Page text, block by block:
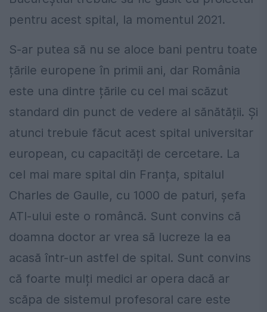
pentru acest spital, la momentul 2021.
S-ar putea să nu se aloce bani pentru toate
țările europene în primii ani, dar România
este una dintre țările cu cel mai scăzut
standard din punct de vedere al sănătății. Și
atunci trebuie făcut acest spital universitar
european, cu capacități de cercetare. La
cel mai mare spital din Franța, spitalul
Charles de Gaulle, cu 1000 de paturi, șefa
ATI-ului este o româncă. Sunt convins că
doamna doctor ar vrea să lucreze la ea
acasă într-un astfel de spital. Sunt convins
că foarte mulți medici ar opera dacă ar
scăpa de sistemul profesoral care este